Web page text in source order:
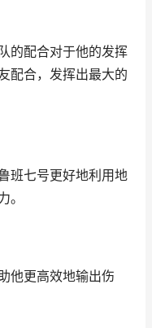
的配合对于他的发挥
配合，发挥出最大的
班七号更好地利用地
。
他更高效地输出伤